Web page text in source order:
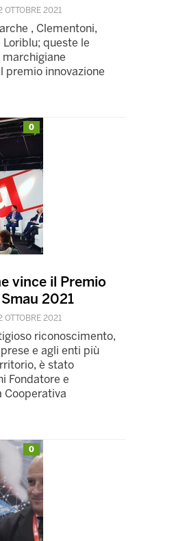
OTTOBRE 2021
, Clementoni,
queste le
premio innovazione
0
vince il Premio
2021
OTTOBRE 2021
riconoscimento,
e agli enti più
è stato
Fondatore e
Cooperativa
0